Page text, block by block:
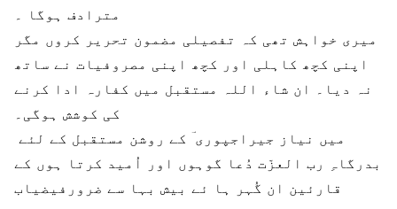
مترادف ہوگا ۔
میری خواہش تھی کہ تفصیلی مضمون تحریر کروں مگر
اپنی کچھ کاہلی اور کچھ اپنی مصروفیات نے ساتھ
نہ دیا۔ ان شاء اللہ مستقبل میں کفارہ ادا کرنے
کی کوشش ہوگی۔
بدرگاہِ رب العزّت دُعا گوہوں اور اُمید کرتا ہوں کے
قارئین ان گُہر ہا ئے بیش بہا سے ضرورفیضیاب